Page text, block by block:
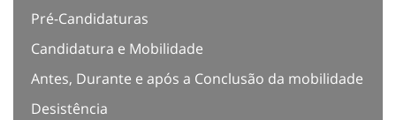
Pré-Candidaturas
Candidatura e Mobilidade
Antes, Durante e após a Conclusão da mobilidade
Desistência